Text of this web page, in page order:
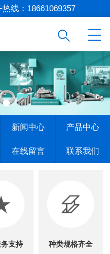
线： 18661069357
新闻中心 产品中心
在线留言 联系我们
支持 种类规格齐全